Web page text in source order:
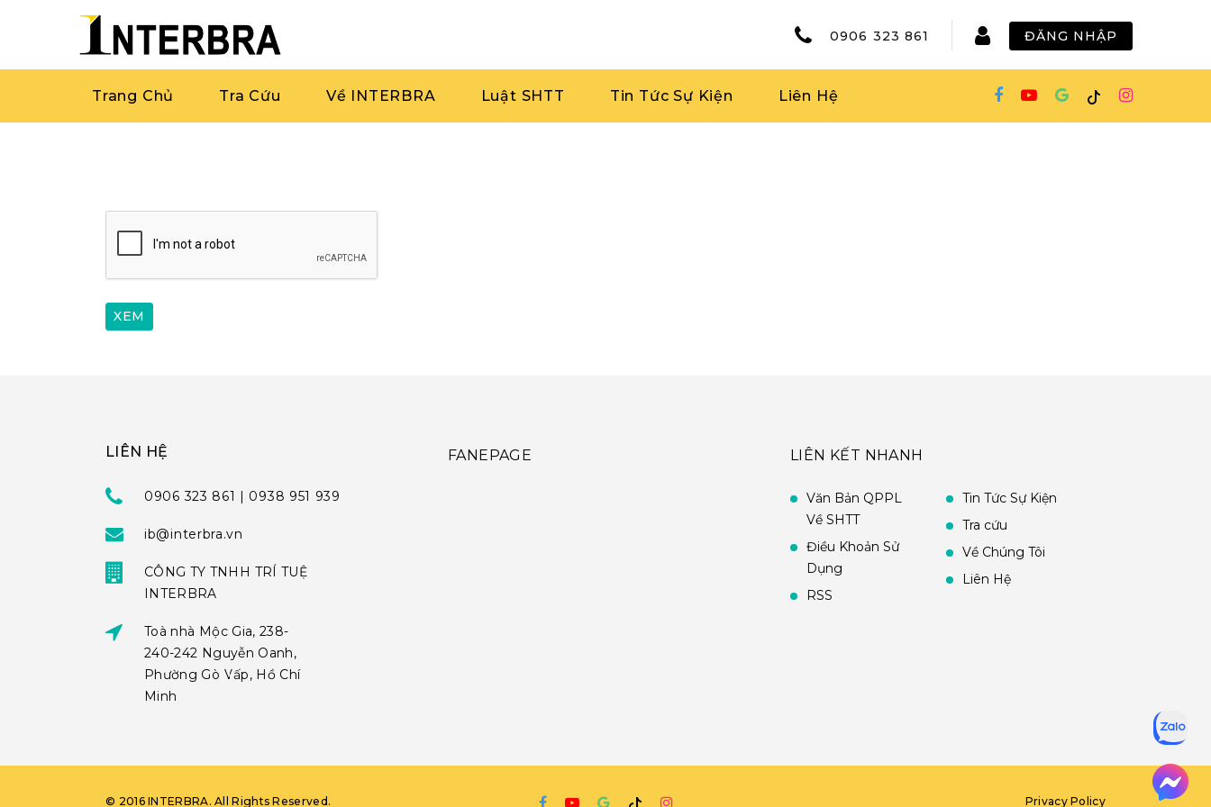
0906 323 861 ĐĂNG NHẬP
Trang Chủ Tra Cứu Về INTERBRA Luật SHTT Tin Tức Sự Kiện Liên Hệ
LIÊN HỆ
0906 323 861 | 0938 951 939
ib@interbra.vn
CÔNG TY TNHH TRÍ TUỆ
INTERBRA
Toà nhà Mộc Gia, 238-
240-242 Nguyễn Oanh,
Phường Gò Vấp, Hồ Chí
Minh
FANEPAGE LIÊN KẾT NHANH
Văn Bản QPPL
Về SHTT
Điều Khoản Sử
Dụng
RSS
Tin Tức Sự Kiện
Tra cứu
Về Chúng Tôi
Liên Hệ
© 2016 INTERBRA. All Rights Reserved. Privacy Policy